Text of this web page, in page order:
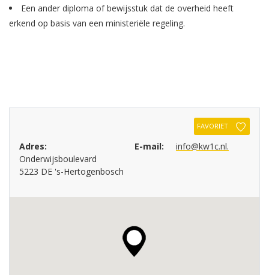
Een ander diploma of bewijsstuk dat de overheid heeft
erkend op basis van een ministeriële regeling.
FAVORIET
Adres:
Onderwijsboulevard
5223 DE 's-Hertogenbosch
E-mail: info@kw1c.nl.